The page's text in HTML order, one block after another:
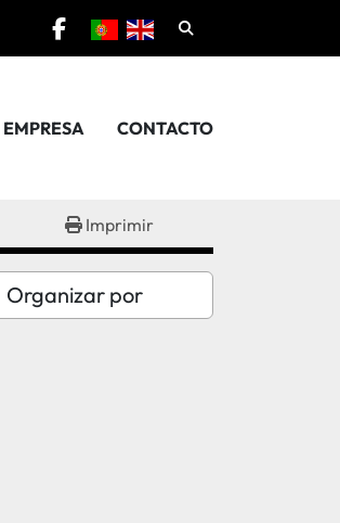
facebook Pesquisar
EMPRESA CONTACTO
Imprimir
Organizar por